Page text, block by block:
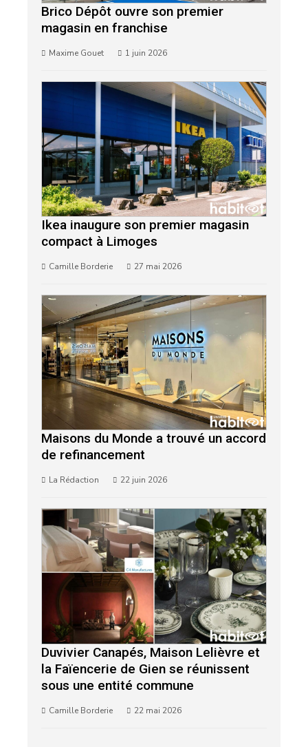
Brico Dépôt ouvre son premier
magasin en franchise
Maxime Gouet 1 juin 2026
Ikea inaugure son premier magasin
compact à Limoges
Camille Borderie 27 mai 2026
Maisons du Monde a trouvé un accord
de refinancement
La Rédaction 22 juin 2026
Duvivier Canapés, Maison Lelièvre et
la Faïencerie de Gien se réunissent
sous une entité commune
Camille Borderie 22 mai 2026